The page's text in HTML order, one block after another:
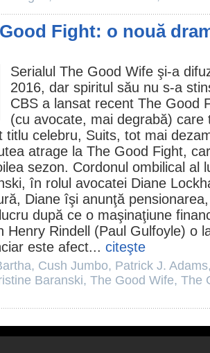
Fight: o nouă
Serialul The Good Wife şi-a
2016, dar spiritul său nu s-a
CBS a lansat recent The Good
(cu avocate, mai degrabă)
titlu celebru, Suits, tot mai
atrage la The Good Fight,
sezon. Cordonul ombilical al
, în rolul avocatei Diane
Diane îşi anunţă
după ce o maşinaţiune
Henry Rindell (Paul Gulfoyle) o
este afect... citeşte
, Cush Jumbo, Patrick J. Adams
Baranski, The Good Wife, The